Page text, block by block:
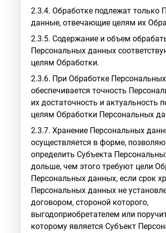
2.3.4. Обработке подлежат только
данные, отвечающие целям их
2.3.5. Содержание и объем
Персональных данных
целям Обработки.
2.3.6. При Обработке
обеспечивается точность
их достаточность и актуальность
целям Обработки Персональных
2.3.7. Хранение Персональных
осуществляется в форме,
определить Субъекта
дольше, чем этого требуют цели
Персональных данных, если срок
Персональных данных не
договором, стороной которого,
выгодоприобретателем или
которому является Субъект